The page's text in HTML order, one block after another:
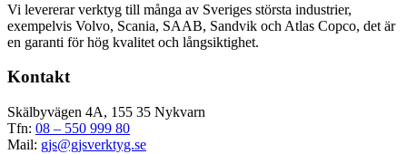
Vi levererar verktyg till många av Sveriges största industrier,
exempelvis Volvo, Scania, SAAB, Sandvik och Atlas Copco, det är
en garanti för hög kvalitet och långsiktighet.
Kontakt
Skälbyvägen 4A, 155 35 Nykvarn
Tfn: 08 – 550 999 80
Mail: gjs@gjsverktyg.se